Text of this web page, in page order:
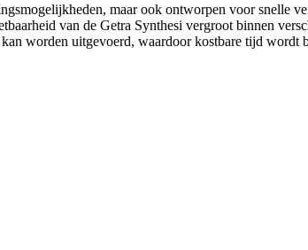
maar ook ontworpen voor snelle
van de Getra Synthesi vergroot binnen
worden uitgevoerd, waardoor kostbare tijd wordt